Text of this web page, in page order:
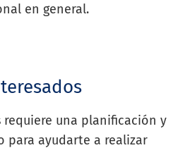
en general.
una planificación y
para ayudarte a realizar